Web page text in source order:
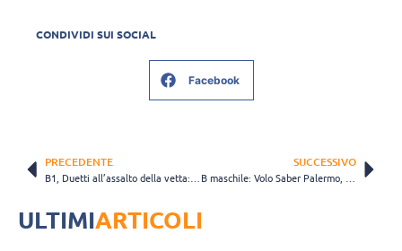
CONDIVIDI SUI SOCIAL
Facebook
PRECEDENTE SUCCESSIVO
ULTIMIARTICOLI